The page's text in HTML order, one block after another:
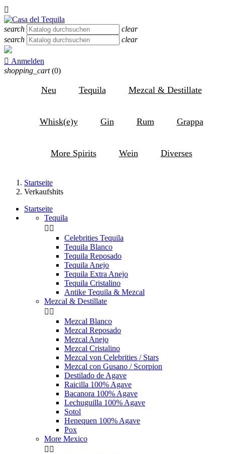

search
clear
search
clear
 Anmelden
shopping_cart (0)
Neu Tequila Mezcal & Destillate
Whisk(e)y Gin Rum Grappa
More Spirits Wein Diverses
Startseite
Verkaufshits
Startseite
Tequila
 
Celebrities Tequila
Tequila Blanco
Tequila Reposado
Tequila Anejo
Tequila Extra Anejo
Tequila Cristalino
Antike Tequila & Mezcal
Mezcal & Destillate
 
Mezcal Blanco
Mezcal Reposado
Mezcal Anejo
Mezcal Cristalino
Mezcal von Celebrities / Stars
Mezcal con Gusano / Scorpion
Destilado de Agave
Raicilla 100% Agave
Bacanora 100% Agave
Lechuguilla 100% Agave
Sotol
Henequen 100% Agave
Pox
More Mexico
 